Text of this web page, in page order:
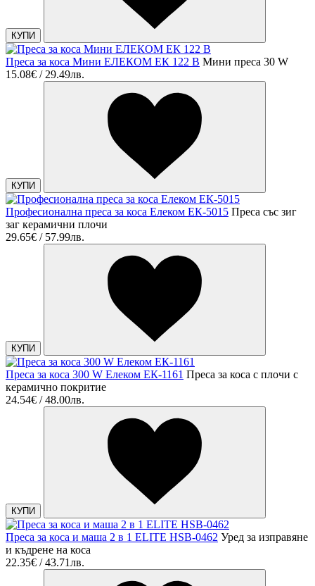
КУПИ
Преса за коса Мини ЕЛЕКОМ ЕК 122 В Мини преса 30 W
15.08€ / 29.49лв.
КУПИ
Професионална преса за коса Елеком ЕК-5015 Преса със зиг
заг керамични плочи
29.65€ / 57.99лв.
КУПИ
Преса за коса 300 W Елеком ЕК-1161 Преса за коса с плочи с
керамично покритие
24.54€ / 48.00лв.
КУПИ
Преса за коса и маша 2 в 1 ELITE HSB-0462 Уред за изправяне
и къдрене на коса
22.35€ / 43.71лв.